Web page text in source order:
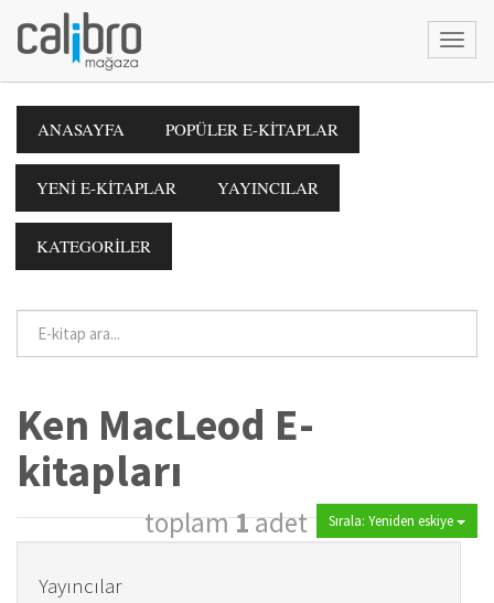
ANASAYFA POPÜLER E-KİTAPLAR
YENİ E-KİTAPLAR YAYINCILAR
KATEGORİLER
Ken MacLeod E-
kitapları
toplam1adet Sırala: Yeniden eskiye
Yayıncılar